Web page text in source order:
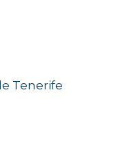
Tenerife